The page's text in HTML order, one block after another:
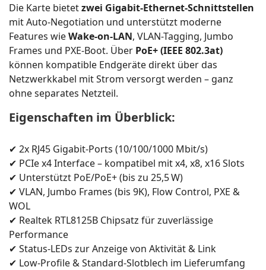
Die Karte bietetzwei Gigabit-Ethernet-Schnittstellen
mit Auto-Negotiation und unterstützt moderne
Features wieWake-on-LAN, VLAN-Tagging, Jumbo
Frames und PXE-Boot. Über PoE+ (IEEE 802.3at)
können kompatible Endgeräte direkt über das
Netzwerkkabel mit Strom versorgt werden – ganz
ohne separates Netzteil.
Eigenschaften im Überblick:
✔ 2x RJ45 Gigabit-Ports (10/100/1000 Mbit/s)
✔ PCIe x4 Interface – kompatibel mit x4, x8, x16 Slots
✔ Unterstützt PoE/PoE+ (bis zu 25,5 W)
✔ VLAN, Jumbo Frames (bis 9K), Flow Control, PXE &
WOL
✔ Realtek RTL8125B Chipsatz für zuverlässige
Performance
✔ Status-LEDs zur Anzeige von Aktivität & Link
✔ Low-Profile & Standard-Slotblech im Lieferumfang